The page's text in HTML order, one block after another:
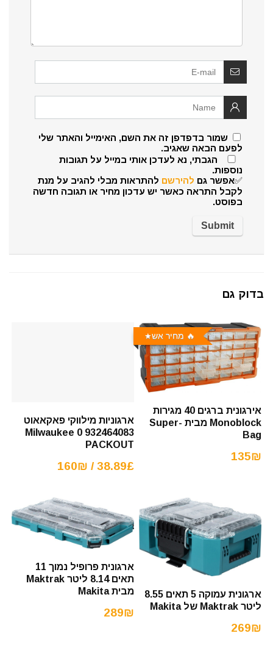
שמור בדפדפן זה את השם, האימייל והאתר שלי
לפעם הבאה שאגיב.
הגבתי, נא לעדכן אותי במייל על תגובות
נוספות.
✅אפשר גם להירשם להתראות מבלי להגיב על מנת
לקבל התראה כאשר יש עדכון מחיר או תגובה חדשה
בפוסט.
בדוק גם
🔥 מחיר אש
אירגונית ברגים 40 מגירות
Monoblock מבית Super-
Bag
135₪
ארגוניות מילווקי פאקאאוט
Milwaukee 0 932464083
PACKOUT
38.89£ / 160₪
ארגונית עמוקה 5 תאים 8.55
ליטר Maktrak של Makita
269₪
ארגונית פרופיל נמוך 11
תאים 8.14 ליטר Maktrak
מבית Makita
289₪